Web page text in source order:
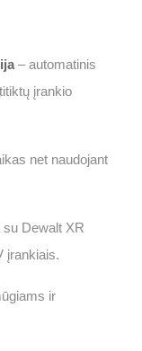
– automatinis
įrankio
net naudojant
Dewalt XR
įrankiais.
ir